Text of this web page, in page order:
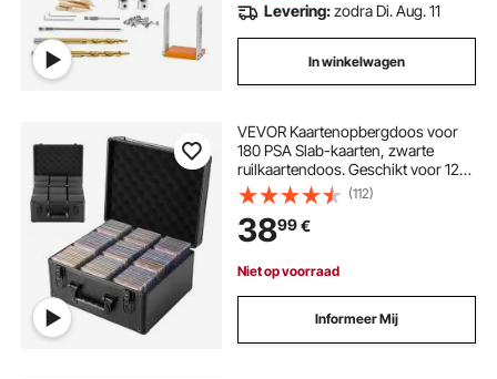
Levering:zodra Di. Aug. 11
In winkelwagen
VEVOR Kaartenopbergdoos voor
180 PSA Slab-kaarten, zwarte
ruilkaartendoos. Geschikt voor 120
SGC-, 100 BGS-, 520 Toploader-
kaarten of meer dan 999 losse
kaarten, met 3 rijen, 12
tussenschotten en sleutels.
(112)
3899€
Niet op voorraad
Informeer Mij